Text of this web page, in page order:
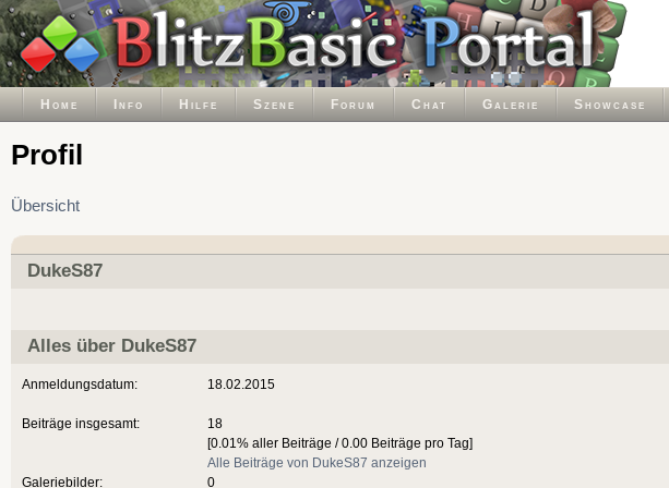
Home Info Hilfe Szene Forum Chat Galerie Showcase
Profil
Übersicht
DukeS87
Alles über DukeS87
Anmeldungsdatum:
Beiträge insgesamt:
Galeriebilder:
18.02.2015
18
[0.01% aller Beiträge / 0.00 Beiträge pro Tag]
Alle Beiträge von DukeS87 anzeigen
0